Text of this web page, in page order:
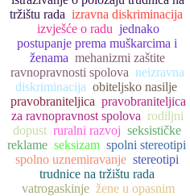
tržištu rada izravna diskriminacija
izvješće o radu jednako
postupanje prema muškarcima i
ženama mehanizmi zaštite
ravnopravnosti spolova neizravna
diskriminacija obiteljsko nasilje
pravobraniteljica pravobraniteljica
za ravnopravnost spolova rodiljni
dopust ruralni razvoj seksističke
reklame seksizam spolni stereotipi
spolno uznemiravanje stereotipi
trudnice na tržištu rada
vatrogaskinje žene u opasnim